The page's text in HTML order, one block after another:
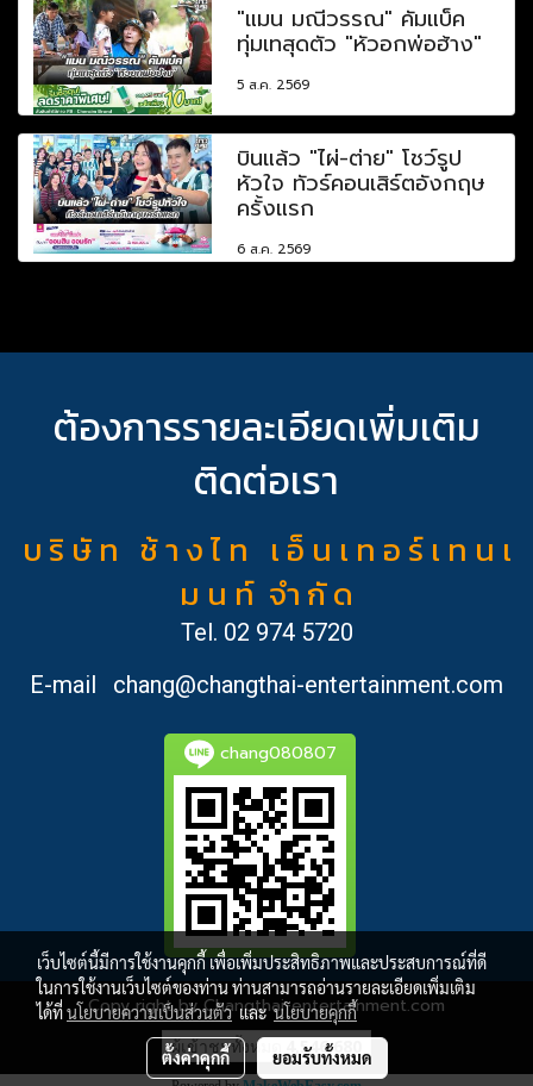
"แมน มณีวรรณ" คัมแบ็ค
ทุ่มเทสุดตัว "หัวอกพ่อฮ้าง"
5 ส.ค. 2569
บินแล้ว "ไผ่-ต่าย" โชว์รูป
หัวใจ ทัวร์คอนเสิร์ตอังกฤษ
ครั้งแรก
6 ส.ค. 2569
ต้องการรายละเอียดเพิ่มเติม
ติดต่อเรา
บ ริ ษั ท ช้ า ง ไ ท เ อ็ น เ ท อ ร์ เ ท น เ
ม น ท์ จำ กั ด
Tel. 02 974 5720
E-mail
chang@changthai-entertainment.com
chang080807
Copy right by Changthai-entertainment.com
ผู้เข้าชมวันนี้ 1,472
เว็บไซต์นี้มีการใช้งานคุกกี้ เพื่อเพิ่มประสิทธิภาพและประสบการณ์ที่ดี
ในการใช้งานเว็บไซต์ของท่าน ท่านสามารถอ่านรายละเอียดเพิ่มเติม
ได้ที่นโยบายความเป็นส่วนตัวและนโยบายคุกกี้
ตั้งค่าคุกกี้ ยอมรับทั้งหมด